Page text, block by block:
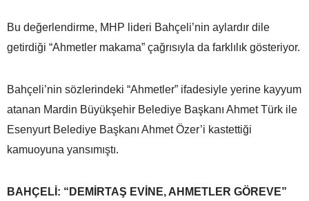
Bu değerlendirme, MHP lideri Bahçeli’nin aylardır dile
getirdiği “Ahmetler makama” çağrısıyla da farklılık gösteriyor.
Bahçeli’nin sözlerindeki “Ahmetler” ifadesiyle yerine kayyum
atanan Mardin Büyükşehir Belediye Başkanı Ahmet Türk ile
Esenyurt Belediye Başkanı Ahmet Özer’i kastettiği
kamuoyuna yansımıştı.
BAHÇELİ: “DEMİRTAŞ EVİNE, AHMETLER GÖREVE”